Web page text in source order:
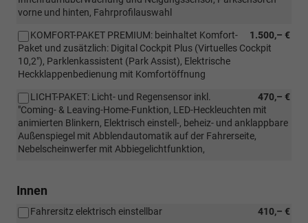
vorne und hinten, Fahrprofilauswahl
1.500,– €
KOMFORT-PAKET PREMIUM: beinhaltet Komfort-
Paket und zusätzlich: Digital Cockpit Plus (Virtuelles Cockpit
10,2"), Parklenkassistent (Park Assist), Elektrische
Heckklappenbedienung mit Komfortöffnung
470,– €
LICHT-PAKET: Licht- und Regensensor inkl.
"Coming- & Leaving-Home-Funktion, LED-Heckleuchten mit
animierten Blinkern, Elektrisch einstell-, beheiz- und anklappbare
Außenspiegel mit Abblendautomatik auf der Fahrerseite,
Nebelscheinwerfer mit Abbiegelichtfunktion,
Innen
410,– €
Fahrersitz elektrisch einstellbar